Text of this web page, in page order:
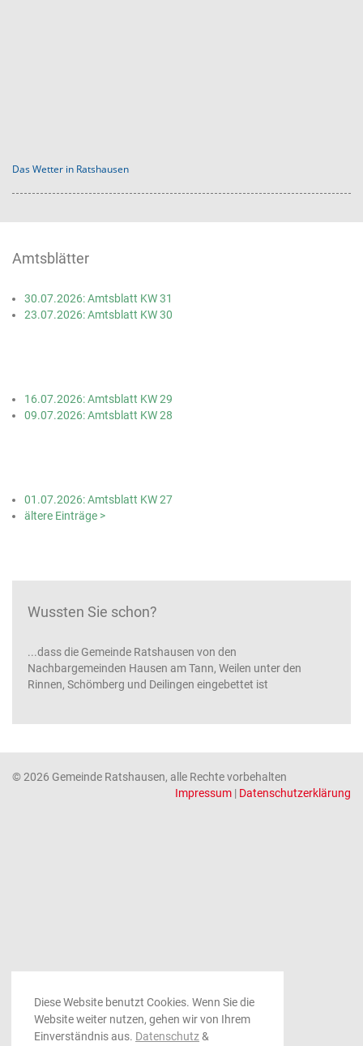
Diese Website benutzt Cookies. Wenn Sie die
Website weiter nutzen, gehen wir von Ihrem
Einverständnis aus. Datenschutz&
Das Wetter in Ratshausen
Amtsblätter
30.07.2026: Amtsblatt KW 31
23.07.2026: Amtsblatt KW 30
16.07.2026: Amtsblatt KW 29
09.07.2026: Amtsblatt KW 28
01.07.2026: Amtsblatt KW 27
ältere Einträge >
Wussten Sie schon?
...dass die Gemeinde Ratshausen von den
Nachbargemeinden Hausen am Tann, Weilen unter den
Rinnen, Schömberg und Deilingen eingebettet ist
© 2026 Gemeinde Ratshausen, alle Rechte vorbehalten
Impressum | Datenschutzerklärung